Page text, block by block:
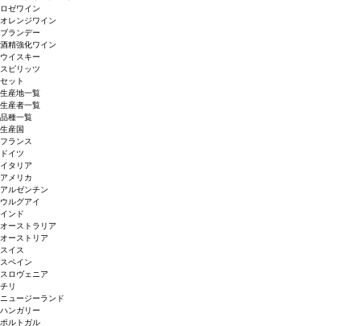
ロゼワイン
オレンジワイン
ブランデー
酒精強化ワイン
ウイスキー
スピリッツ
セット
生産地一覧
生産者一覧
品種一覧
生産国
フランス
ドイツ
イタリア
アメリカ
アルゼンチン
ウルグアイ
インド
オーストラリア
オーストリア
スイス
スペイン
スロヴェニア
チリ
ニュージーランド
ハンガリー
ポルトガル